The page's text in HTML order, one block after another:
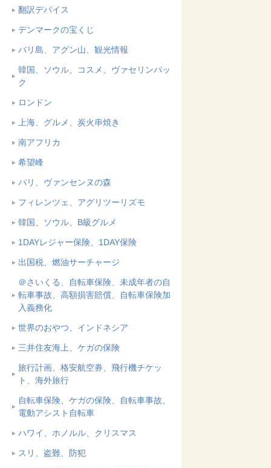
翻訳デバイス
デンマークの宝くじ
バリ島、アグン山、観光情報
韓国、ソウル、コスメ、ヴァセリンパッ
ク
ロンドン
上海、グルメ、炭火串焼き
南アフリカ
希望峰
パリ、ヴァンセンヌの森
フィレンツェ、アグリツーリズモ
韓国、ソウル、B級グルメ
1DAYレジャー保険、1DAY保険
出国税、燃油サーチャージ
＠さいくる、自転車保険、未成年者の自
転車事故、高額損害賠償、自転車保険加
入義務化
世界のおやつ、インドネシア
三井住友海上、ケガの保険
旅行計画、格安航空券、飛行機チケッ
ト、海外旅行
自転車保険、ケガの保険、自転車事故、
電動アシスト自転車
ハワイ、ホノルル、クリスマス
スリ、盗難、防犯